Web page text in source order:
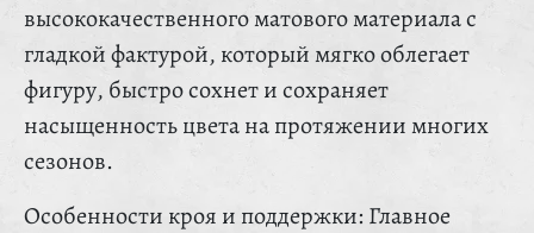
высококачественного матового материала с
гладкой фактурой, который мягко облегает
фигуру, быстро сохнет и сохраняет
насыщенность цвета на протяжении многих
сезонов.
Особенности кроя и поддержки: Главное